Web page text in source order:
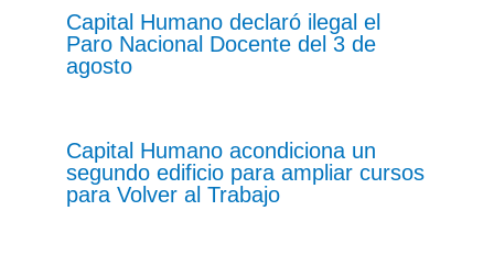
Capital Humano declaró ilegal el
Paro Nacional Docente del 3 de
agosto
Capital Humano acondiciona un
segundo edificio para ampliar cursos
para Volver al Trabajo